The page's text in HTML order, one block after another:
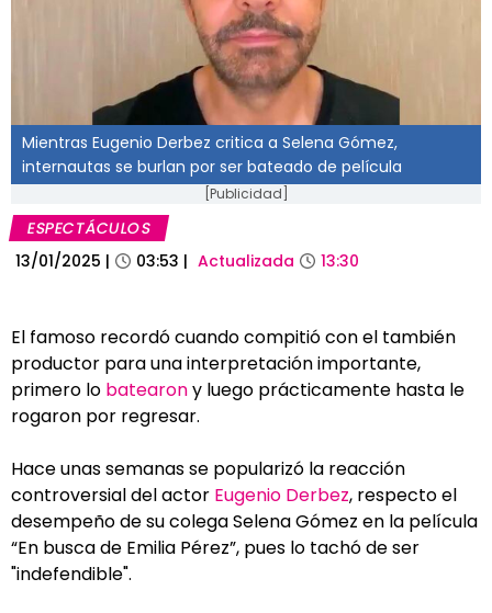
Mientras Eugenio Derbez critica a Selena Gómez,
internautas se burlan por ser bateado de película
[Publicidad]
ESPECTÁCULOS
13/01/2025 | 03:53 | Actualizada 13:30
El famoso recordó cuando compitió con el también
productor para una interpretación importante,
primero lo batearony luego prácticamente hasta le
rogaron por regresar.
Hace unas semanas se popularizó la reacción
controversial del actor Eugenio Derbez, respecto el
desempeño de su colega Selena Gómez en la película
“En busca de Emilia Pérez”, pues lo tachó de ser
"indefendible".